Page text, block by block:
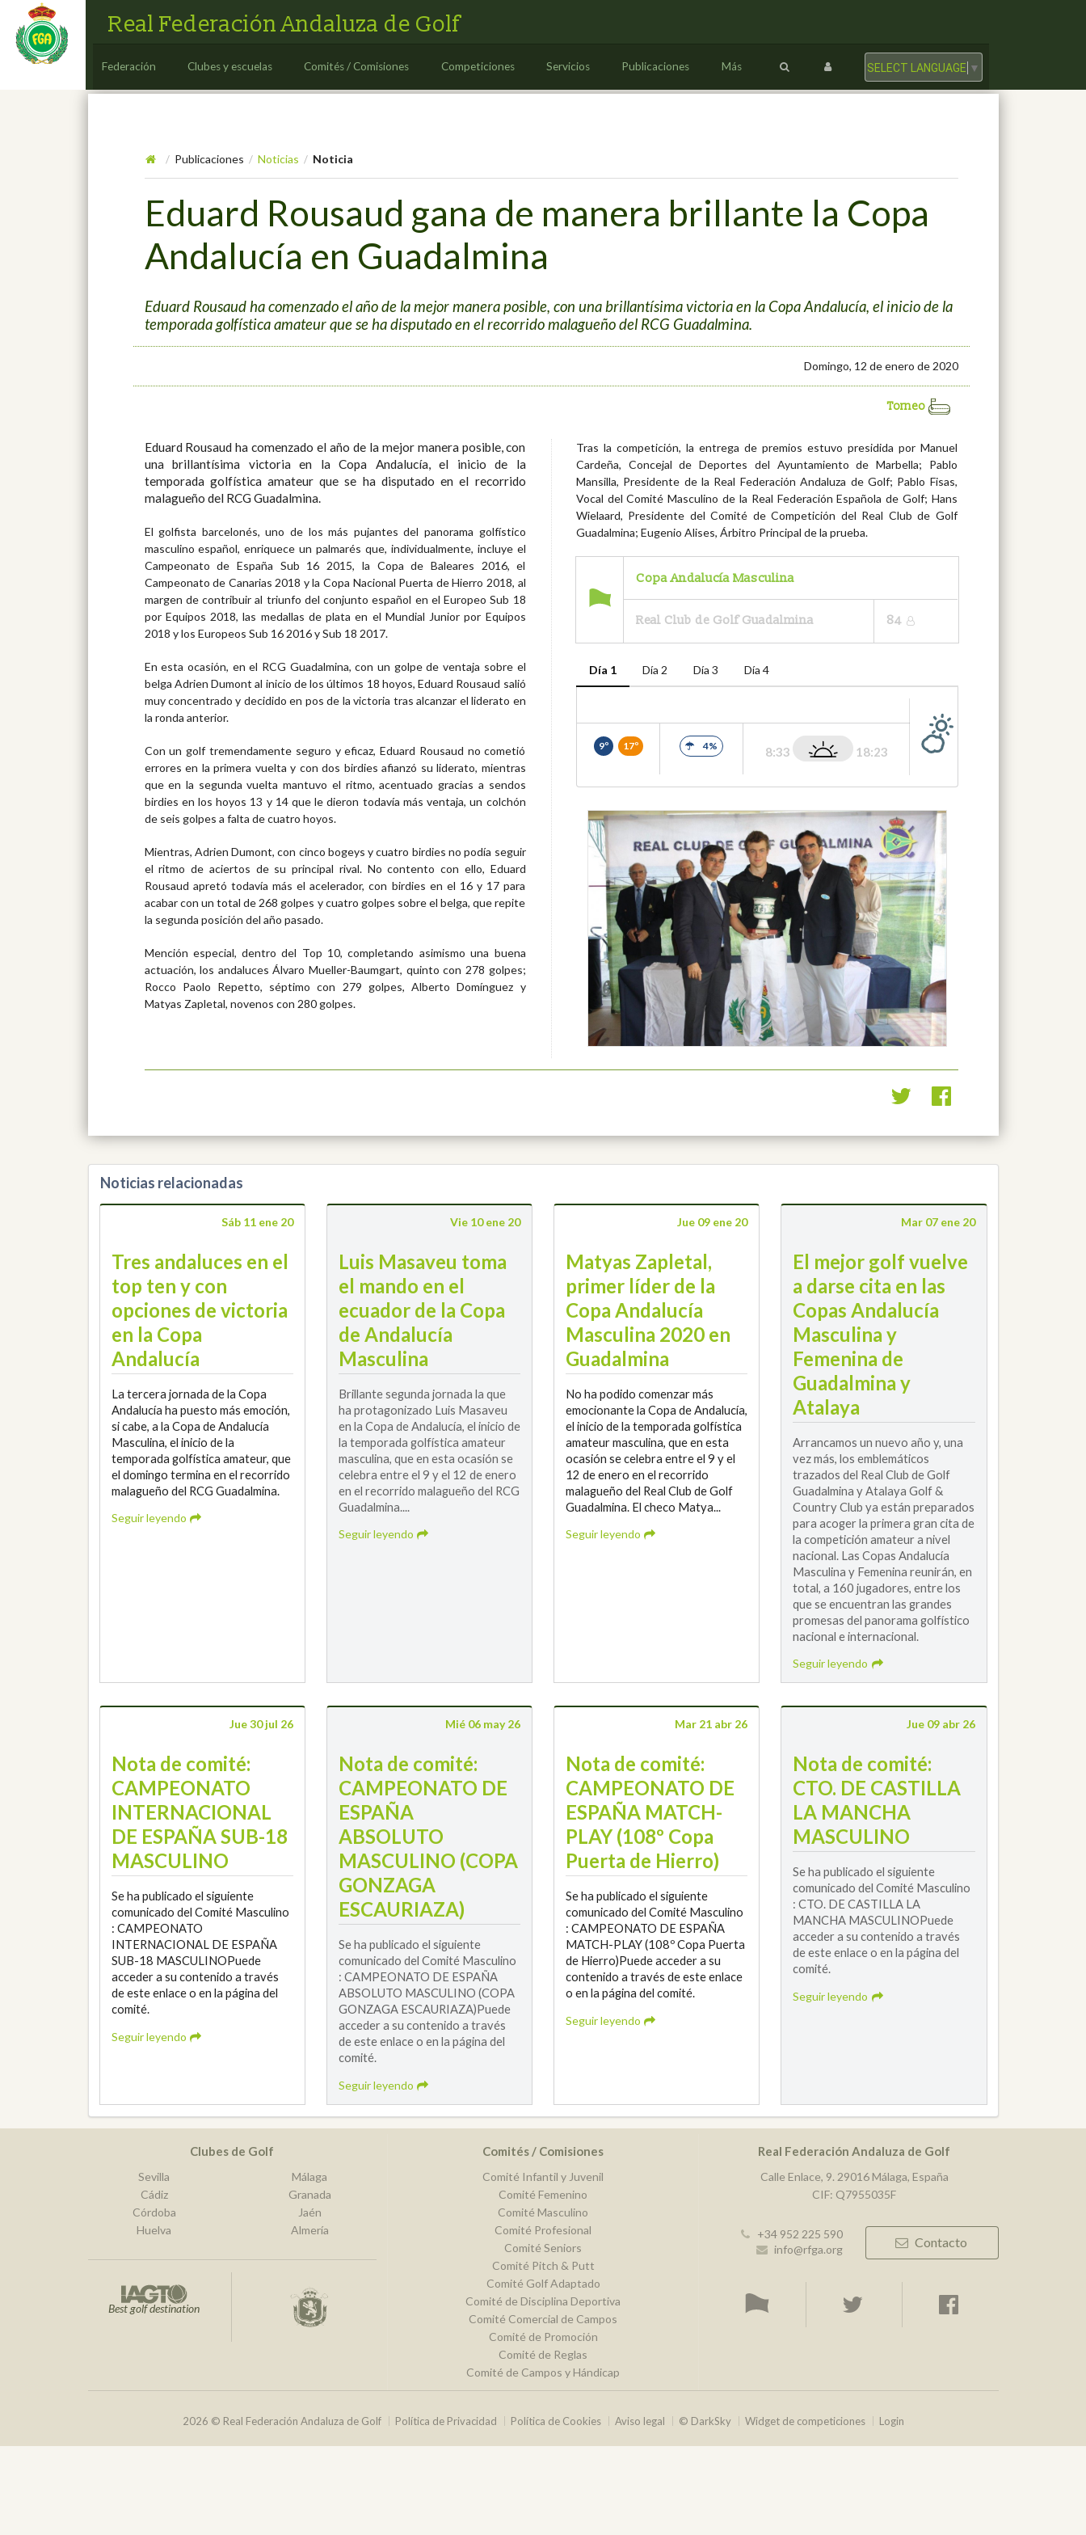
Real Federación Andaluza de Golf
Federación Clubes y escuelas Comités / Comisiones Competiciones Servicios Publicaciones Más SELECT LANGUAGE ▼
/ Publicaciones / Noticias / Noticia
Eduard Rousaud gana de manera brillante la Copa
Andalucía en Guadalmina
Eduard Rousaud ha comenzado el año de la mejor manera posible, con una brillantísima victoria en la Copa Andalucía, el inicio de la
temporada golfística amateur que se ha disputado en el recorrido malagueño del RCG Guadalmina.
Domingo, 12 de enero de 2020
Torneo
Eduard Rousaud ha comenzado el año de la mejor manera posible, con
una brillantísima victoria en la Copa Andalucía, el inicio de la
temporada golfística amateur que se ha disputado en el recorrido
malagueño del RCG Guadalmina.
El golfista barcelonés, uno de los más pujantes del panorama golfístico
masculino español, enriquece un palmarés que, individualmente, incluye el
Campeonato de España Sub 16 2015, la Copa de Baleares 2016, el
Campeonato de Canarias 2018 y la Copa Nacional Puerta de Hierro 2018, al
margen de contribuir al triunfo del conjunto español en el Europeo Sub 18
por Equipos 2018, las medallas de plata en el Mundial Junior por Equipos
2018 y los Europeos Sub 16 2016 y Sub 18 2017.
En esta ocasión, en el RCG Guadalmina, con un golpe de ventaja sobre el
belga Adrien Dumont al inicio de los últimos 18 hoyos, Eduard Rousaud salió
muy concentrado y decidido en pos de la victoria tras alcanzar el liderato en
la ronda anterior.
Con un golf tremendamente seguro y eficaz, Eduard Rousaud no cometió
errores en la primera vuelta y con dos birdies afianzó su liderato, mientras
que en la segunda vuelta mantuvo el ritmo, acentuado gracias a sendos
birdies en los hoyos 13 y 14 que le dieron todavía más ventaja, un colchón
de seis golpes a falta de cuatro hoyos.
Mientras, Adrien Dumont, con cinco bogeys y cuatro birdies no podía seguir
el ritmo de aciertos de su principal rival. No contento con ello, Eduard
Rousaud apretó todavía más el acelerador, con birdies en el 16 y 17 para
acabar con un total de 268 golpes y cuatro golpes sobre el belga, que repite
la segunda posición del año pasado.
Mención especial, dentro del Top 10, completando asimismo una buena
actuación, los andaluces Álvaro Mueller-Baumgart, quinto con 278 golpes;
Rocco Paolo Repetto, séptimo con 279 golpes, Alberto Domínguez y
Matyas Zapletal, novenos con 280 golpes.
Tras la competición, la entrega de premios estuvo presidida por Manuel
Cardeña, Concejal de Deportes del Ayuntamiento de Marbella; Pablo
Mansilla, Presidente de la Real Federación Andaluza de Golf; Pablo Fisas,
Vocal del Comité Masculino de la Real Federación Española de Golf; Hans
Wielaard, Presidente del Comité de Competición del Real Club de Golf
Guadalmina; Eugenio Alises, Árbitro Principal de la prueba.
Copa Andalucía Masculina
Real Club de Golf Guadalmina 84
Día 1 Día 2 Día 3 Día 4
9º 17º 4% 8:33 18:23
Noticias relacionadas
Sáb 11 ene 20
Tres andaluces en el
top ten y con
opciones de victoria
en la Copa
Andalucía
La tercera jornada de la Copa
Andalucía ha puesto más emoción,
si cabe, a la Copa de Andalucía
Masculina, el inicio de la
temporada golfística amateur, que
el domingo termina en el recorrido
malagueño del RCG Guadalmina.
Seguir leyendo
Vie 10 ene 20
Luis Masaveu toma
el mando en el
ecuador de la Copa
de Andalucía
Masculina
Brillante segunda jornada la que
ha protagonizado Luis Masaveu
en la Copa de Andalucía, el inicio de
la temporada golfística amateur
masculina, que en esta ocasión se
celebra entre el 9 y el 12 de enero
en el recorrido malagueño del RCG
Guadalmina....
Seguir leyendo
Jue 09 ene 20
Matyas Zapletal,
primer líder de la
Copa Andalucía
Masculina 2020 en
Guadalmina
No ha podido comenzar más
emocionante la Copa de Andalucía,
el inicio de la temporada golfística
amateur masculina, que en esta
ocasión se celebra entre el 9 y el
12 de enero en el recorrido
malagueño del Real Club de Golf
Guadalmina. El checo Matya...
Seguir leyendo
Mar 07 ene 20
El mejor golf vuelve
a darse cita en las
Copas Andalucía
Masculina y
Femenina de
Guadalmina y
Atalaya
Arrancamos un nuevo año y, una
vez más, los emblemáticos
trazados del Real Club de Golf
Guadalmina y Atalaya Golf &
Country Club ya están preparados
para acoger la primera gran cita de
la competición amateur a nivel
nacional. Las Copas Andalucía
Masculina y Femenina reunirán, en
total, a 160 jugadores, entre los
que se encuentran las grandes
promesas del panorama golfístico
nacional e internacional.
Seguir leyendo
Jue 30 jul 26
Nota de comité:
CAMPEONATO
INTERNACIONAL
DE ESPAÑA SUB-18
MASCULINO
Se ha publicado el siguiente
comunicado del Comité Masculino
: CAMPEONATO
INTERNACIONAL DE ESPAÑA
SUB-18 MASCULINOPuede
acceder a su contenido a través
de este enlace o en la página del
comité.
Seguir leyendo
Mié 06 may 26
Nota de comité:
CAMPEONATO DE
ESPAÑA
ABSOLUTO
MASCULINO (COPA
GONZAGA
ESCAURIAZA)
Se ha publicado el siguiente
comunicado del Comité Masculino
: CAMPEONATO DE ESPAÑA
ABSOLUTO MASCULINO (COPA
GONZAGA ESCAURIAZA)Puede
acceder a su contenido a través
de este enlace o en la página del
comité.
Seguir leyendo
Mar 21 abr 26
Nota de comité:
CAMPEONATO DE
ESPAÑA MATCH-
PLAY (108º Copa
Puerta de Hierro)
Se ha publicado el siguiente
comunicado del Comité Masculino
: CAMPEONATO DE ESPAÑA
MATCH-PLAY (108º Copa Puerta
de Hierro)Puede acceder a su
contenido a través de este enlace
o en la página del comité.
Seguir leyendo
Jue 09 abr 26
Nota de comité:
CTO. DE CASTILLA
LA MANCHA
MASCULINO
Se ha publicado el siguiente
comunicado del Comité Masculino
: CTO. DE CASTILLA LA
MANCHA MASCULINOPuede
acceder a su contenido a través
de este enlace o en la página del
comité.
Seguir leyendo
Clubes de Golf
Sevilla
Cádiz
Córdoba
Huelva
Málaga
Granada
Jaén
Almería
Best golf destination
Comités / Comisiones
Comité Infantil y Juvenil
Comité Femenino
Comité Masculino
Comité Profesional
Comité Seniors
Comité Pitch & Putt
Comité Golf Adaptado
Comité de Disciplina Deportiva
Comité Comercial de Campos
Comité de Promoción
Comité de Reglas
Comité de Campos y Hándicap
Real Federación Andaluza de Golf
Calle Enlace, 9. 29016 Málaga, España
CIF: Q7955035F
+34 952 225 590
info@rfga.org
Contacto
2026 © Real Federación Andaluza de Golf Política de Privacidad Política de Cookies Aviso legal © DarkSky Widget de competiciones Login